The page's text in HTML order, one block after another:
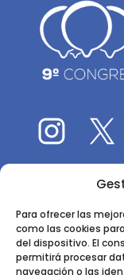
Para ofrecer las
como las cookies
del dispositivo. El
permitirá procesar
navegación o las
El 9CFE es
Instituto
Ctra. de